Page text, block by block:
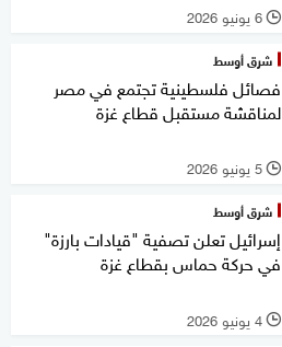
l 6 يونيو 2026
شرق أوسط
فصائل فلسطينية تجتمع في مصر
لمناقشة مستقبل قطاع غزة
l 5 يونيو 2026
شرق أوسط
إسرائيل تعلن تصفية "قيادات بارزة"
في حركة حماس بقطاع غزة
l 4 يونيو 2026